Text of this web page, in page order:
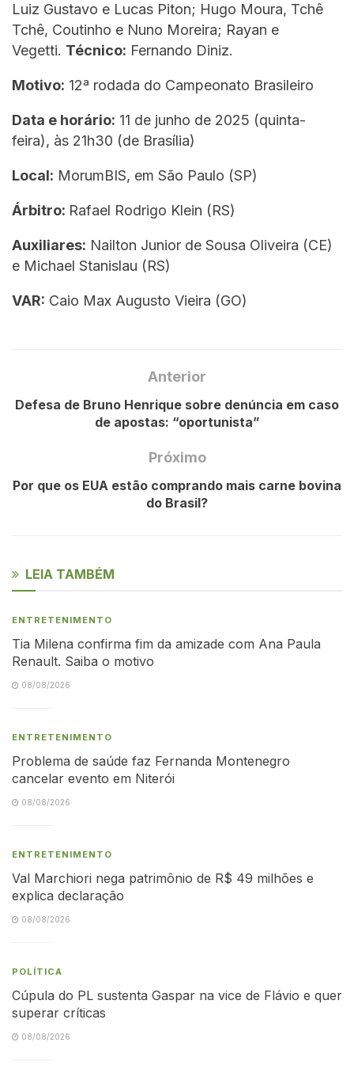
Luiz Gustavo e Lucas Piton; Hugo Moura, Tchê
Tchê, Coutinho e Nuno Moreira; Rayan e
Vegetti. Técnico: Fernando Diniz.
Motivo: 12ª rodada do Campeonato Brasileiro
Data e horário: 11 de junho de 2025 (quinta-
feira), às 21h30 (de Brasília)
Local: MorumBIS, em São Paulo (SP)
Árbitro: Rafael Rodrigo Klein (RS)
Auxiliares: Nailton Junior de Sousa Oliveira (CE)
e Michael Stanislau (RS)
VAR: Caio Max Augusto Vieira (GO)
Anterior
Defesa de Bruno Henrique sobre denúncia em caso
de apostas: “oportunista”
Próximo
Por que os EUA estão comprando mais carne bovina
do Brasil?
LEIA TAMBÉM
ENTRETENIMENTO
Tia Milena confirma fim da amizade com Ana Paula
Renault. Saiba o motivo
08/08/2026
ENTRETENIMENTO
Problema de saúde faz Fernanda Montenegro
cancelar evento em Niterói
08/08/2026
ENTRETENIMENTO
Val Marchiori nega patrimônio de R$ 49 milhões e
explica declaração
08/08/2026
POLÍTICA
Cúpula do PL sustenta Gaspar na vice de Flávio e quer
superar críticas
08/08/2026